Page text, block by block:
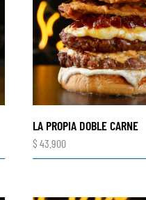
LA PROPIA DOBLE CARNE
$ 43.900